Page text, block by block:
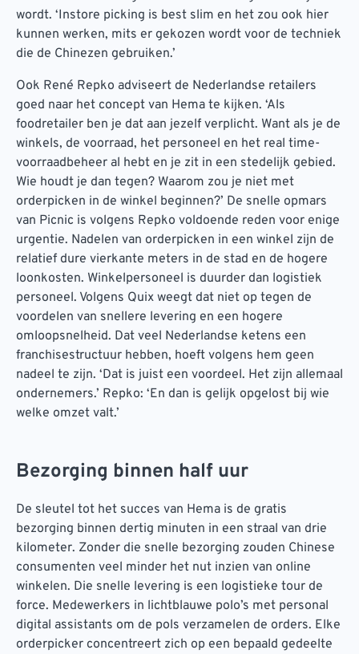
wordt. ‘Instore picking is best slim en het zou ook hier
kunnen werken, mits er gekozen wordt voor de techniek
die de Chinezen gebruiken.’
Ook René Repko adviseert de Nederlandse retailers
goed naar het concept van Hema te kijken. ‘Als
foodretailer ben je dat aan jezelf verplicht. Want als je de
winkels, de voorraad, het personeel en het real time-
voorraadbeheer al hebt en je zit in een stedelijk gebied.
Wie houdt je dan tegen? Waarom zou je niet met
orderpicken in de winkel beginnen?’ De snelle opmars
van Picnic is volgens Repko voldoende reden voor enige
urgentie. Nadelen van orderpicken in een winkel zijn de
relatief dure vierkante meters in de stad en de hogere
loonkosten. Winkelpersoneel is duurder dan logistiek
personeel. Volgens Quix weegt dat niet op tegen de
voordelen van snellere levering en een hogere
omloopsnelheid. Dat veel Nederlandse ketens een
franchisestructuur hebben, hoeft volgens hem geen
nadeel te zijn. ‘Dat is juist een voordeel. Het zijn allemaal
ondernemers.’ Repko: ‘En dan is gelijk opgelost bij wie
welke omzet valt.’
Bezorging binnen half uur
De sleutel tot het succes van Hema is de gratis
bezorging binnen dertig minuten in een straal van drie
kilometer. Zonder die snelle bezorging zouden Chinese
consumenten veel minder het nut inzien van online
winkelen. Die snelle levering is een logistieke tour de
force. Medewerkers in lichtblauwe polo’s met personal
digital assistants om de pols verzamelen de orders. Elke
orderpicker concentreert zich op een bepaald gedeelte